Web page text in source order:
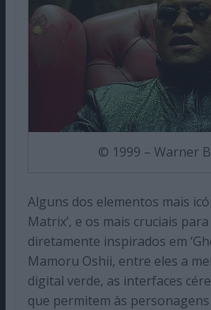
© 1999 – Warner
Alguns dos elementos mais
Matrix’, e os mais cruciais
diretamente inspirados em
Mamoru Oshii, entre eles a
digital verde, as interfaces
que permitem às